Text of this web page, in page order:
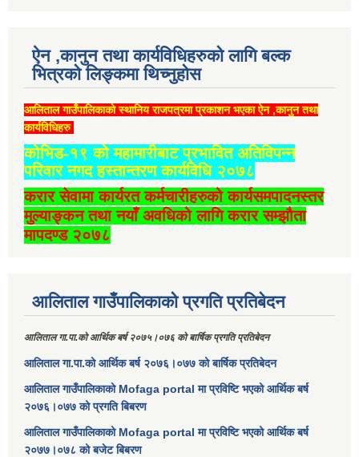
ऐन ,कानुन तथा कार्यविधिहरुको लागि बल्क
भित्रको लिङ्कमा थिच्‍नुहोस
आलिताल गाउँपालिकाको स्थानिय राजपत्रमा प्रकाशन भएका ऐन ,कानुन तथा
कार्यविधिहरु
कोभिड-१९ को महामारीबाट प्रभावित अतिविपन्न
परिवार नगद हस्तान्तरण कार्यविधि २०७८
करार सेवामा कार्यरत कर्मचारीहरुको कार्यसमपादनस्तर
मुल्याङ्कन तथा नयाँ अवधिको लागि करार सम्झौता
मापदण्ड २०७८
आलिताल गाउँपालिकाको प्रगति प्रतिबेदन
आलिताल गा.पा.को आर्थिक बर्ष २०७५।०७६ को बार्षिक प्रगति प्रतिबेदन
आलिताल गा.पा.को आर्थिक बर्ष २०७६।०७७ को बार्षिक प्रतिबेदन
आलिताल गाउँपालिकाको Mofaga portal मा प्रविष्टि भएको आर्थिक बर्ष
२०७६।०७७ को प्रगति बिबरण
आलिताल गाउँपालिकाको Mofaga portal मा प्रविष्टि भएको आर्थिक बर्ष
२०७७।०७८ को बजेट बिबरण